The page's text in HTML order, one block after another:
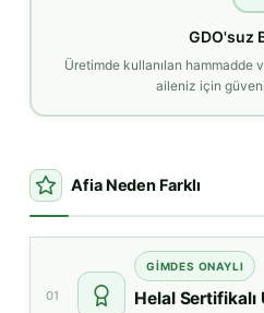
GDO'suz
Üretimde kullanılan hammadde
aileniz için
Afia Neden Farklı
01
GİMDES ONAYLI
Helal Sertifikalı